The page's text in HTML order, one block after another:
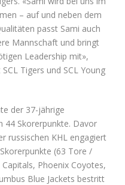
– auf und neben dem
passt Sami auch
Mannschaft und bringt
Leadership mit»,
Tigers und SCL Young
der 37-jährige
44 Skorerpunkte. Davor
russischen KHL engagiert
(63 Tore /
Phoenix Coyotes,
Blue Jackets bestritt